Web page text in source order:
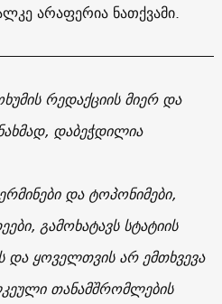
არაფერია ნათქვამი.
რედაქციის მიერ და
დაბეჭდილია
და ტოპონიმები,
გამოხატავს სტატიის
და ყოველთვის არ ემთხვევა
თანამშრომლების